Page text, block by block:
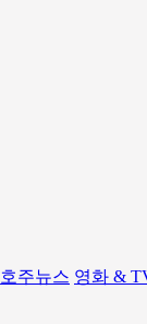
호주뉴스 영화 &